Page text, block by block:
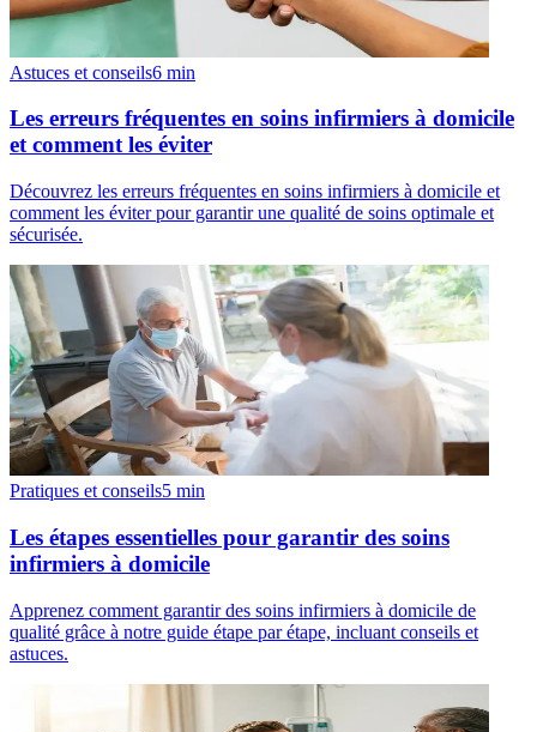
Astuces et conseils6 min
Les erreurs fréquentes en soins infirmiers à domicile
et comment les éviter
Découvrez les erreurs fréquentes en soins infirmiers à domicile et
comment les éviter pour garantir une qualité de soins optimale et
sécurisée.
Pratiques et conseils5 min
Les étapes essentielles pour garantir des soins
infirmiers à domicile
Apprenez comment garantir des soins infirmiers à domicile de
qualité grâce à notre guide étape par étape, incluant conseils et
astuces.